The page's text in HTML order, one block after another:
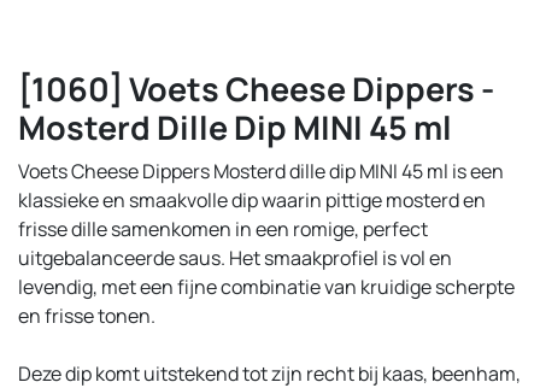
[1060] Voets Cheese Dippers -
Mosterd Dille Dip MINI 45 ml
Voets Cheese Dippers Mosterd dille dip MINI 45 ml is een
klassieke en smaakvolle dip waarin pittige mosterd en
frisse dille samenkomen in een romige, perfect
uitgebalanceerde saus. Het smaakprofiel is vol en
levendig, met een fijne combinatie van kruidige scherpte
en frisse tonen.
Deze dip komt uitstekend tot zijn recht bij kaas, beenham,